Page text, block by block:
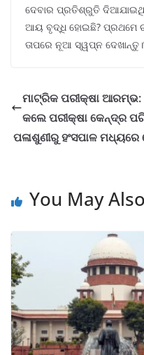
ଦେବାର ପ୍ରତିଶ୍ରୁତି
ଆୟ ବୃଦ୍ଧି ହୋଇଛି? ପ୍ରଥମେ
ତାପରେ ନୂଆ ସ୍ୱପ୍ନ
ମାଟ୍ରିକ ପରୀକ୍ଷା
କଲେ ପରୀକ୍ଷା କେନ୍ଦ୍ର
ପଳାଶୁଣୀରୁ ହଂସପାଳ ମଧ୍ୟରେ
You May